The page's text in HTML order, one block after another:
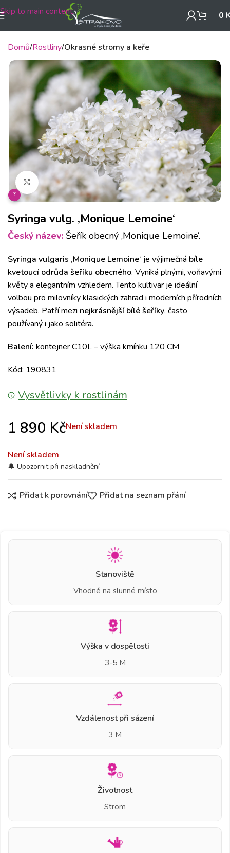
Skip to main content 0
Domů Rostliny Okrasné stromy a keře
Klikněte pro zvětšení
?
Syringa vulg. ‚Monique Lemoine‘
Český název: Šeřík obecný ‚Monique Lemoine‘.
Syringa vulgaris ‚Monique Lemoine‘ je výjimečná bíle
kvetoucí odrůda šeříku obecného. Vyniká plnými, voňavými
květy a elegantním vzhledem. Tento kultivar je ideální
volbou pro milovníky klasických zahrad i moderních přírodních
výsadeb. Patří mezi nejkrásnější bílé šeříky, často
používaný i jako solitéra.
Balení: kontejner C10L – výška kmínku 120 CM
Kód: 190831
Vysvětlivky k rostlinám
1 890 KčNení skladem
Není skladem
Přidat k porovnání Přidat na seznam přání
Stanoviště
Vhodné na slunné místo
Výška v dospělosti
3-5 M
Vzdálenost při sázení
3 M
Životnost
Strom